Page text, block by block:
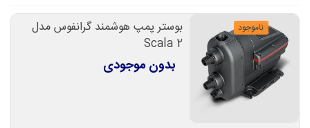
ناموجود
بوستر پمپ هوشمند گرانفوس مدل
Scala 2
بدون موجودی